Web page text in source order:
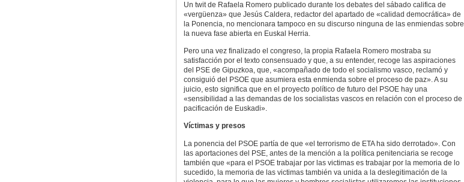
Un twit de Rafaela Romero publicado durante los debates del sábado califica de
«vergüenza» que Jesús Caldera, redactor del apartado de «calidad democrática» de
la Ponencia, no mencionara tampoco en su discurso ninguna de las enmiendas sobre
la nueva fase abierta en Euskal Herria.
Pero una vez finalizado el congreso, la propia Rafaela Romero mostraba su
satisfacción por el texto consensuado y que, a su entender, recoge las aspiraciones
del PSE de Gipuzkoa, que, «acompañado de todo el socialismo vasco, reclamó y
consiguió del PSOE que asumiera esta enmienda sobre el proceso de paz». A su
juicio, esto significa que en el proyecto político de futuro del PSOE hay una
«sensibilidad a las demandas de los socialistas vascos en relación con el proceso de
pacificación de Euskadi».
Víctimas y presos
La ponencia del PSOE partía de que «el terrorismo de ETA ha sido derrotado». Con
las aportaciones del PSE, antes de la mención a la política penitenciaria se recoge
también que «para el PSOE trabajar por las victimas es trabajar por la memoria de lo
sucedido, la memoria de las victimas también va unida a la deslegitimación de la